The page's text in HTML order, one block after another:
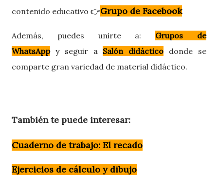
contenido educativo 👉Grupo de Facebook
Además, puedes unirte a: Grupos de
WhatsAppy seguir a Salón didáctico donde se
comparte gran variedad de material didáctico.
También te puede interesar:
Cuaderno de trabajo: El recado
Ejercicios de cálculo y dibujo